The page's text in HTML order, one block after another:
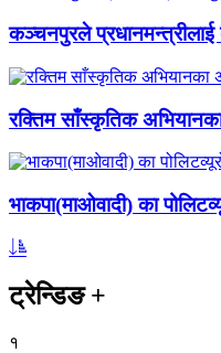
कञ्चनपुरले प्रधानमन्त्रीलाई
रक्तिम साँस्कृतिक अभियानका
भाकपा(माओवादी) का
ट्रेन्डिङ+
१